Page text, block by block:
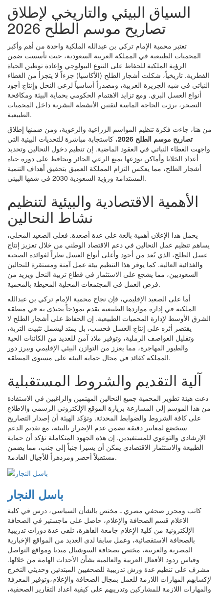
السياق البيئي والتاريخي لإطلاق
تصاريح موسم الطلح 2026
تعتبر محمية الإمام تركي بن عبدالله الملكية واحدة من أهم وأكبر
المحميات الطبيعية في المملكة العربية السعودية، حيث تأسست ضمن
الرؤية الملكية للحفاظ على التنوع البيولوجي وإعادة توطين الحياة
الفطرية. تاريخياً، شكلت أشجار الطلح (الأكاسيا) جزءاً لا يتجزأ من الغطاء
النباتي في شبه الجزيرة العربية، ومصدراً أساسياً لرعي النحل وإنتاج أجود
أنواع العسل البري. ومع تزايد الاهتمام الحكومي بحماية البيئة ومكافحة
التصحر، برزت الحاجة الماسة لتقنين الأنشطة البشرية داخل المحميات
الطبيعية.
من هنا، جاءت فكرة تنظيم المواسم الزراعية والرعوية، ومن ضمنها إطلاق
تصاريح موسم الطلح 2026
، كاستجابة مباشرة للتحديات البيئية التي
واجهت الغطاء النباتي في العقود الماضية. إن تنظيم دخول النحالين وتحديد
أعداد الخلايا وأماكن توزعها يمنع الرعي الجائر ويحافظ على دورة حياة
أشجار الطلح، مما يعكس التزام المملكة العميق بتحقيق أهداف التنمية
المستدامة ورؤية السعودية 2030 في شقها البيئي.
الأهمية الاقتصادية والبيئية لتنظيم
نشاط النحالين
يحمل هذا الإعلان أهمية بالغة على عدة أصعدة. فعلى الصعيد المحلي،
يساهم تنظيم عمل النحالين في دعم الاقتصاد الوطني من خلال تعزيز إنتاج
عسل الطلح، الذي يُعد من أجود وأغلى أنواع العسل نظراً لفوائده الصحية
والغذائية العالية. كما يوفر هذا التنظيم بيئة عمل آمنة ومستقرة للنحالين
السعوديين، مما يشجع على الاستثمار في قطاع تربية النحل ويزيد من
فرص العمل في المجتمعات المحلية المحيطة بالمحمية.
أما على الصعيد الإقليمي، فإن نجاح محمية الإمام تركي بن عبدالله
الملكية في إدارة مواردها الطبيعية يقدم نموذجاً يحتذى به في منطقة
الشرق الأوسط لإدارة المحميات الطبيعية. إن الحفاظ على أشجار الطلح لا
يقتصر أثره على إنتاج العسل فحسب، بل يمتد ليشمل تثبيت التربة،
وتقليل العواصف الرملية، وتوفير ملاذ آمن للعديد من الكائنات الحية
والطيور المهاجرة، مما يعزز من التوازن البيئي الإقليمي ويبرز دور
المملكة كقائد في مجال حماية البيئة على مستوى المنطقة.
آلية التقديم والشروط المستقبلية
دعت هيئة تطوير المحمية جميع النحالين المهتمين والراغبين في الاستفادة
من هذا الموسم إلى المسارعة بزيارة الموقع الإلكتروني الرسمي والاطلاع
على كافة الشروط والضوابط المحدثة. وتؤكد الهيئة أن إصدار التصاريح
سيخضع لمعايير دقيقة تضمن عدم الإضرار بالبيئة، مع تقديم الدعم
الإرشادي والتوعوي للمستفيدين. إن هذه الجهود المتكاملة تؤكد أن حماية
الطبيعة والاستثمار الاقتصادي يمكن أن يسيرا جنباً إلى جنب، مما يضمن
مستقبلاً أخضر ومزدهراً للأجيال القادمة.
باسل النجار
كاتب ومحرر صحفي مصري ـ مختص بالشأن السياسي، درس في كلية
الاعلام قسم الصحافة والإعلام، حاصل على ماجستير في الصحافة
الإلكترونية من كلية الإعلام جامعة القاهرة، تلقى عدة دورات تدريبية
بالصحافة الاستقصائية، وعمل سابقا لدى العديد من المواقع الإخبارية
المصرية والعربية، مختص بصحافة السوشيال ميديا ومواقع التواصل
وقياس ردود الأفعال العربية والعالمية بشأن الأحداث الهامة من خلالها.
مشرف على تنظيم عدة ورش تدريبية للصحفيين المبتدئين وحديثي التخرج
لإكسابهم المهارات اللازمة للعمل بمجال الصحافة والإعلام،وتوفير المعرفة
والمهارات اللازمة للمشاركين وتدريبهم على كيفية اعداد التقارير الصحفية،